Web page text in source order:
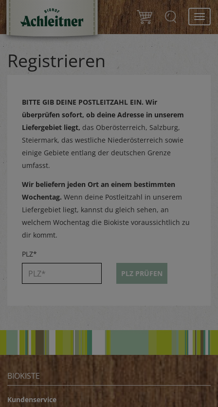
Registrieren
BITTE GIB DEINE POSTLEITZAHL EIN. Wir
überprüfen sofort, ob deine Adresse in unserem
Liefergebiet liegt, das Oberösterreich, Salzburg,
Steiermark, das westliche Niederösterreich sowie
einige Gebiete entlang der deutschen Grenze
umfasst.
Wir beliefern jeden Ort an einem bestimmten
Wochentag. Wenn deine Postleitzahl in unserem
Liefergebiet liegt, kannst du gleich sehen, an
welchem Wochentag die Biokiste voraussichtlich zu
dir kommt.
PLZ*
PLZ PRÜFEN
BIOKISTE
Kundenservice